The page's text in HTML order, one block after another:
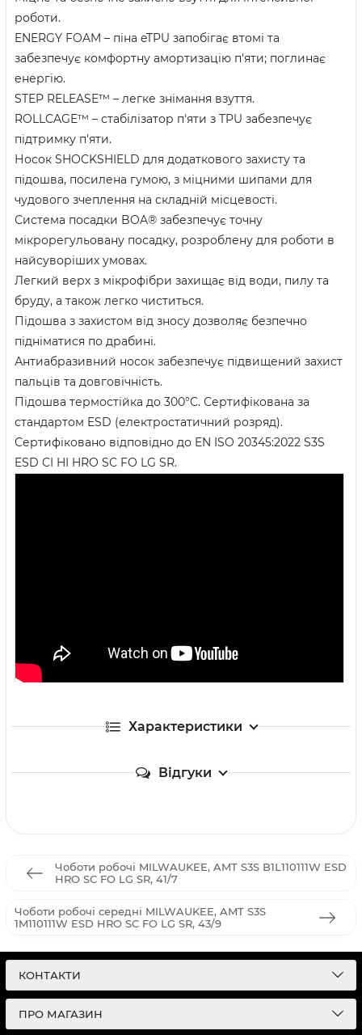
роботи.
ENERGY FOAM – піна eTPU запобігає втомі та
забезпечує комфортну амортизацію п'яти; поглинає
енергію.
STEP RELEASE™ – легке знімання взуття.
ROLLCAGE™ – стабілізатор п'яти з TPU забезпечує
підтримку п'яти.
Носок SHOCKSHIELD для додаткового захисту та
підошва, посилена гумою, з міцними шипами для
чудового зчеплення на складній місцевості.
Система посадки BOA® забезпечує точну
мікрорегульовану посадку, розроблену для роботи в
найсуворіших умовах.
Легкий верх з мікрофібри захищає від води, пилу та
бруду, а також легко чиститься.
Підошва з захистом від зносу дозволяє безпечно
підніматися по драбині.
Антиабразивний носок забезпечує підвищений захист
пальців та довговічність.
Підошва термостійка до 300°C. Сертифікована за
стандартом ESD (електростатичний розряд).
Сертифіковано відповідно до EN ISO 20345:2022 S3S
ESD CI HI HRO SC FO LG SR.
Характеристики
Відгуки
Чоботи робочі MILWAUKEE, AMT S3S B1L110111W ESD
HRO SC FO LG SR, 41/7
Чоботи робочі середні MILWAUKEE, AMT S3S
1M110111W ESD HRO SC FO LG SR, 43/9
КОНТАКТИ
ПРО МАГАЗИН